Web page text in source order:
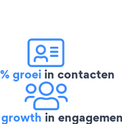
groei in contacten
in